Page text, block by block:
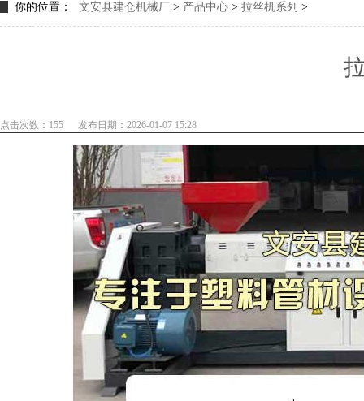
你的位置： 文安县建仓机械厂 > 产品中心 > 拉丝机系列 >
点击次数：155 发布日期：2026-01-07 15:28